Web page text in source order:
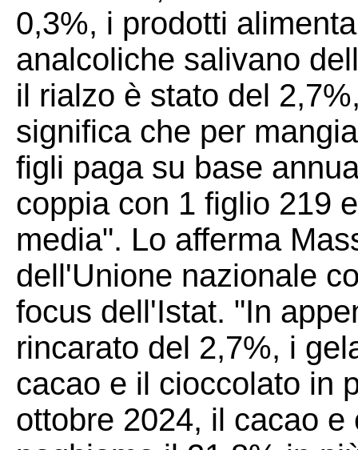
0,3%, i prodotti
analcoliche salivano
il rialzo è stato del
significa che per
figli paga su base
coppia con 1 figlio 219
media". Lo afferma
dell'Unione nazionale
focus dell'Istat. "In
rincarato del 2,7%, i
cacao e il cioccolato in
ottobre 2024, il cacao